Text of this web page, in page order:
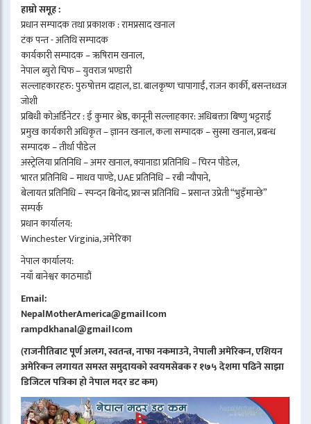
हाम्रो समूह :
प्रधान सम्पादक तथा प्रकाशक : रामप्रसाद खनाल
टंक पन्त - अतिथि सम्पादक
कार्यकारी सम्पादक – ऋषिराम खनाल,
नेपाल ब्युरो चिफ – युवराज भण्डारी
सल्लाहकारहरु: पुरुषोत्तम दाहाल, डा. बालकृष्ण चापागाईं, राजन कार्की, बसन्तध्वज
जोशी
प्रबिधी कोअर्डिनेटर : ई कुमार श्रेष्ठ, कानूनी सल्लाहकार: अधिबक्ता बिष्णु भट्टराई
प्रमुख कार्यकारी अधिकृत – ज्ञानन खनाल, कला सम्पादक – सुस्मा खनाल, प्रबन्ध
सम्पादक – तीर्था पौडेल
अस्ट्रेलिया प्रतिनिधि – अमर खनाल, क्यानाडा प्रतिनिधि – चिरन पौडेल,
भारत प्रतिनिधि – माधव पाण्डे, UAE प्रतिनिधि – रबी न्यौपाने,
बेलायत प्रतिनिधि – स्पन्दन बिनोद, फ्रान्स प्रतिनिधि – प्रसान्त उप्रेती “भुइँमान्छे”
सम्पर्क
प्रधान कार्यालय:
Winchester Virginia, अमेरिका
नेपाल कार्यालय:
नयाँ बानेश्वर काठमाडौं
Email:
NepalMotherAmerica@gmail।com
rampdkhanal@gmail।com
(राजनीतिबाट पूर्ण अलग, स्वतन्त्र, नाफा नकमाउने, नेपाली अमेरिकन, एशियन
अमेरिकन लगायत समस्त समुदायको स्वयमसेबक र १७५ देशमा पढिने साझा
डिजिटल पत्रिका हो नेपाल मदर डट कम)